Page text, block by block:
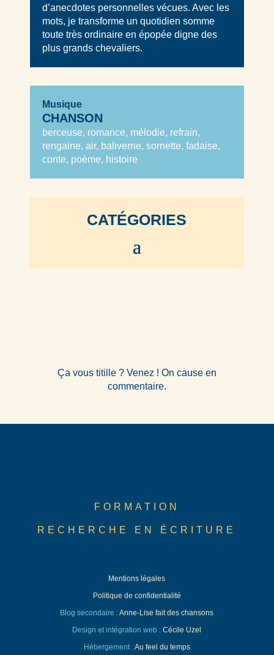
d’anecdotes personnelles vécues. Avec les
mots, je transforme un quotidien somme
toute très ordinaire en épopée digne des
plus grands chevaliers.
Musique
CHANSON
berceuse, romance, mélodie, refrain,
rengaine, air, baliverne, sornette, fadaise,
conte, poème, histoire
CATÉGORIES
Ça vous titille ? Venez ! On cause en
commentaire.
FORMATION
RECHERCHE EN ÉCRITURE
Mentions légales
Politique de confidentialité
Blog secondaire :Anne-Lise fait des chansons
Design et intégration web :Cécile Uzel
Hébergement :Au feel du temps